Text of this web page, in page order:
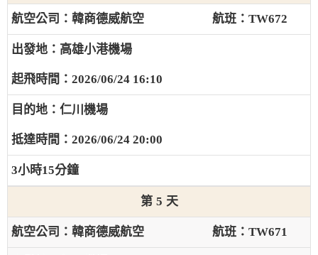
韓商德威航空 TW672
高雄小港機場
2026/06/24 16:10
仁川機場
2026/06/24 20:00
3小時15分鐘
5
韓商德威航空 TW671